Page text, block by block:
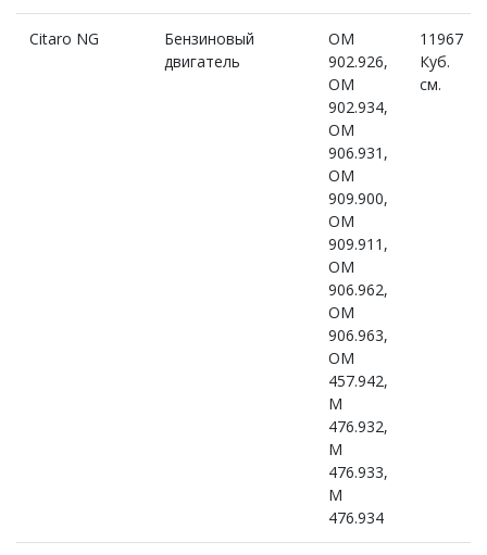
Citaro NG
Бензиновый
двигатель
OM
902.926,
OM
902.934,
OM
906.931,
OM
909.900,
OM
909.911,
OM
906.962,
OM
906.963,
OM
457.942,
M
476.932,
M
476.933,
M
476.934
11967
Куб.
см.